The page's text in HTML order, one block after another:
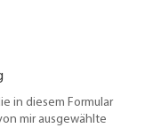
in diesem Formular
mir ausgewählte